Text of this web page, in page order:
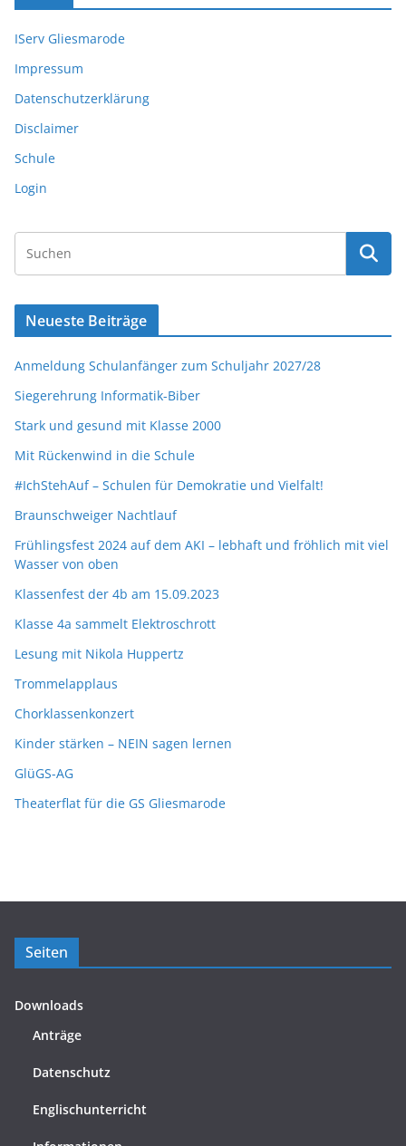
IServ Gliesmarode
Impressum
Datenschutzerklärung
Disclaimer
Schule
Login
Neueste Beiträge
Anmeldung Schulanfänger zum Schuljahr 2027/28
Siegerehrung Informatik-Biber
Stark und gesund mit Klasse 2000
Mit Rückenwind in die Schule
#IchStehAuf – Schulen für Demokratie und Vielfalt!
Braunschweiger Nachtlauf
Frühlingsfest 2024 auf dem AKI – lebhaft und fröhlich mit viel
Wasser von oben
Klassenfest der 4b am 15.09.2023
Klasse 4a sammelt Elektroschrott
Lesung mit Nikola Huppertz
Trommelapplaus
Chorklassenkonzert
Kinder stärken – NEIN sagen lernen
GlüGS-AG
Theaterflat für die GS Gliesmarode
Seiten
Downloads
Anträge
Datenschutz
Englischunterricht